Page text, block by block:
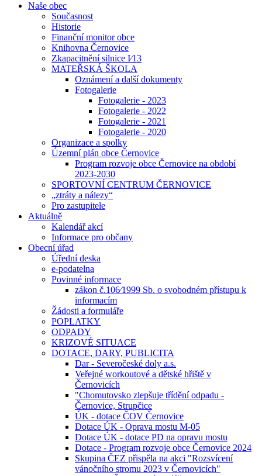
Naše obec
Současnost
Historie
Finanční monitor obce
Knihovna Černovice
Zkapacitnění silnice I⁄13
MATEŘSKÁ ŠKOLA
Oznámení a další dokumenty
Fotogalerie
Fotogalerie - 2023
Fotogalerie - 2022
Fotogalerie - 2021
Fotogalerie - 2020
Organizace a spolky
Územní plán obce Černovice
Program rozvoje obce Černovice na období
2023-2030
SPORTOVNÍ CENTRUM ČERNOVICE
„ztráty a nálezy“
Pro zastupitele
Aktuálně
Kalendář akcí
Informace pro občany
Obecní úřad
Úřední deska
e-podatelna
Povinné informace
zákon č.106⁄1999 Sb. o svobodném přístupu k
informacím
Žádosti a formuláře
POPLATKY
ODPADY
KRIZOVÉ SITUACE
DOTACE, DARY, PUBLICITA
Dar - Severočeské doly a.s.
Veřejné workoutové a dětské hřiště v
Černovicích
"Chomutovsko zlepšuje třídění odpadu -
Černovice, Strupčice
ÚK - dotace ČOV Černovice
Dotace ÚK - Oprava mostu M-05
Dotace ÚK - dotace PD na opravu mostu
Dotace - Program rozvoje obce Černovice 2024
Skupina ČEZ přispěla na akci "Rozsvícení
vánočního stromu 2023 v Černovicích"